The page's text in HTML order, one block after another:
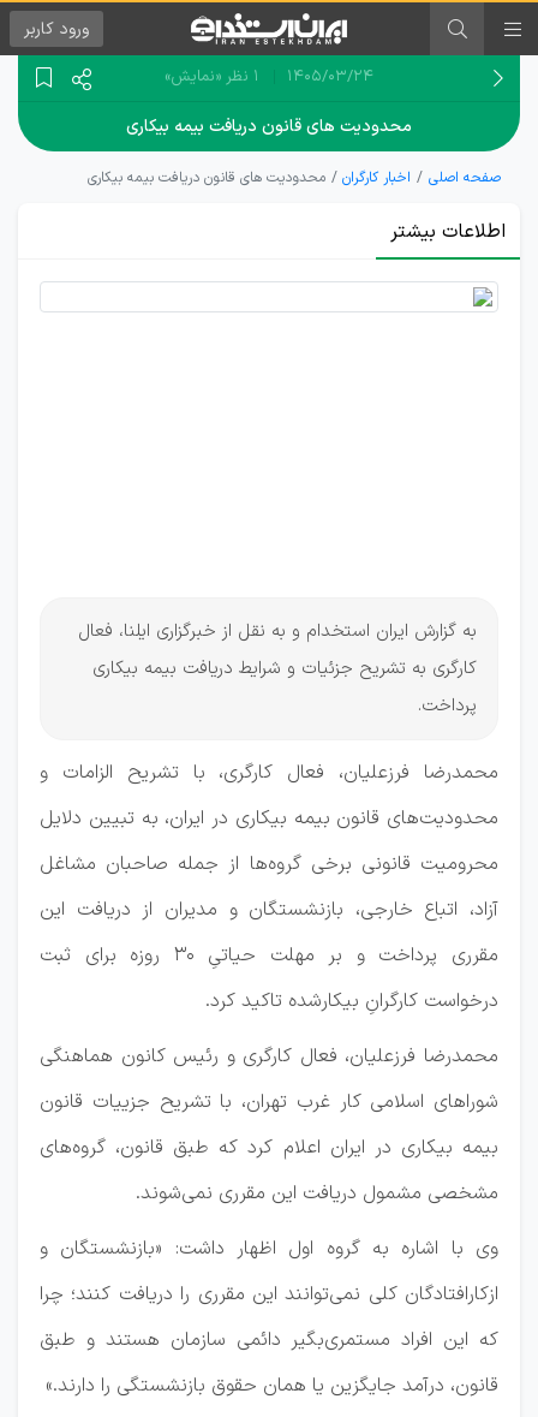
ورود کاربر
۱۴۰۵/۰۳/۲۴ 1 نظر «نمایش»
محدودیت های قانون دریافت بیمه بیکاری
صفحه اصلی اخبار کارگران محدودیت های قانون دریافت بیمه بیکاری
اطلاعات بیشتر
چه
به گزارش ایران استخدام و به نقل از خبرگزاری ایلنا، فعال
کارگری به تشریح جزئیات و شرایط دریافت بیمه بیکاری
پرداخت.
محمدرضا فرزعلیان، فعال کارگری، با تشریح الزامات و
محدودیت‌های قانون بیمه بیکاری در ایران، به تبیین دلایل
محرومیت قانونی برخی گروه‌ها از جمله صاحبان مشاغل
آزاد، اتباع خارجی، بازنشستگان و مدیران از دریافت این
مقرری پرداخت و بر مهلت حیاتیِ ۳۰ روزه برای ثبت
درخواست کارگرانِ بیکارشده تاکید کرد.
محمدرضا فرزعلیان، فعال کارگری و رئیس کانون هماهنگی
شوراهای اسلامی کار غرب تهران، با تشریح جزییات قانون
بیمه بیکاری در ایران اعلام کرد که طبق قانون، گروه‌های
مشخصی مشمول دریافت این مقرری نمی‌شوند.
وی با اشاره به گروه اول اظهار داشت: «بازنشستگان و
ازکارافتادگان کلی نمی‌توانند این مقرری را دریافت کنند؛ چرا
که این افراد مستمری‌بگیر دائمی سازمان هستند و طبق
قانون، درآمد جایگزین یا همان حقوق بازنشستگی را دارند.»